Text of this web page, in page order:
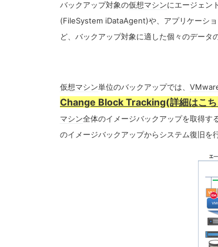
バックアップ対象の仮想マシンにエージェン
(FileSystem iDataAgent)や、アプリケーシ
ど、バックアップ対象に適した個々のデータ
仮想マシン単位のバックアップでは、
Change Block Tracking(詳細はこち
マシン全体のイメージバックアップを取得す
のイメージバックアップからシステム復旧を